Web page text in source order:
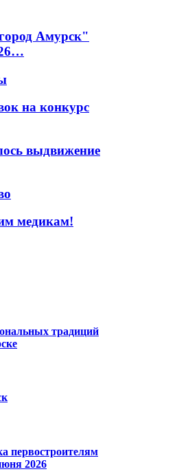
Амурск"
на конкурс
выдвижение
медикам!
традиций
первостроителям
2026